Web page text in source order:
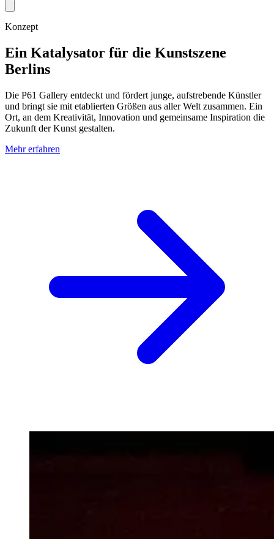
Konzept
Ein Katalysator für die Kunstszene
Berlins
Die P61 Gallery entdeckt und fördert junge, aufstrebende Künstler
und bringt sie mit etablierten Größen aus aller Welt zusammen. Ein
Ort, an dem Kreativität, Innovation und gemeinsame Inspiration die
Zukunft der Kunst gestalten.
Mehr erfahren